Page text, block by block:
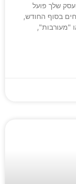
שלך פועל
בסוף החודש,
"מעורבות",